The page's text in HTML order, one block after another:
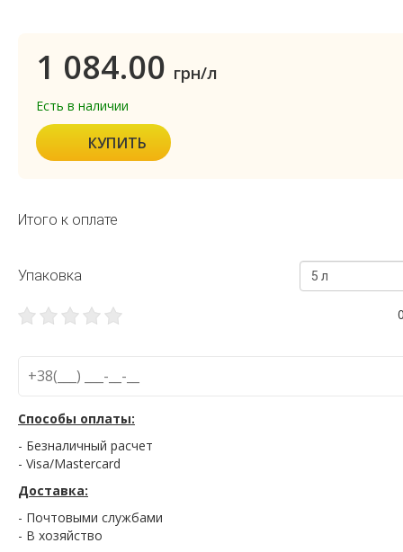
1 084.00 грн/л
Есть в наличии
КУПИТЬ
Итого к оплате
Упаковка 5 л
Способы оплаты:
- Безналичный расчет
- Visa/Mastercard
Доставка:
- Почтовыми службами
- В хозяйство